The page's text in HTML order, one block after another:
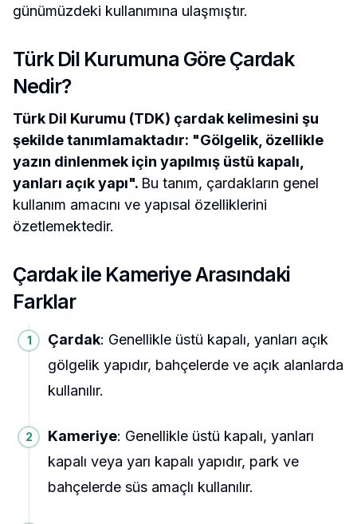
günümüzdeki kullanımına ulaşmıştır.
Türk Dil Kurumuna Göre Çardak
Nedir?
Türk Dil Kurumu (TDK) çardak kelimesini şu
şekilde tanımlamaktadır: "Gölgelik, özellikle
yazın dinlenmek için yapılmış üstü kapalı,
yanları açık yapı". Bu tanım, çardakların genel
kullanım amacını ve yapısal özelliklerini
özetlemektedir.
Çardak ile Kameriye Arasındaki
Farklar
Çardak: Genellikle üstü kapalı, yanları açık
gölgelik yapıdır, bahçelerde ve açık alanlarda
kullanılır.
Kameriye: Genellikle üstü kapalı, yanları
kapalı veya yarı kapalı yapıdır, park ve
bahçelerde süs amaçlı kullanılır.